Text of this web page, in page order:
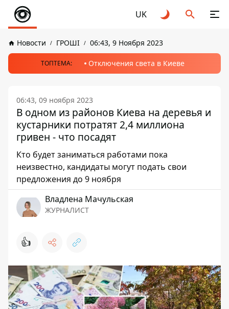
UK
Новости ГРОШІ 06:43, 9 Ноября 2023
ТОПТЕМА: Отключения света в Киеве
06:43, 09 ноября 2023
В одном из районов Киева на деревья и
кустарники потратят 2,4 миллиона
гривен - что посадят
Кто будет заниматься работами пока
неизвестно, кандидаты могут подать свои
предложения до 9 ноября
Владлена Мачульская
ЖУРНАЛИСТ
👍